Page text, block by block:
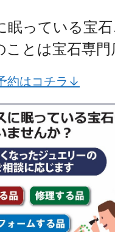
眠っている宝
とは宝石専門
約はコチラ↓